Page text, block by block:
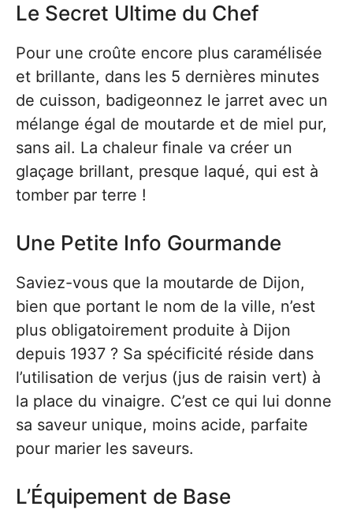
Le Secret Ultime du Chef
Pour une croûte encore plus caramélisée
et brillante, dans les 5 dernières minutes
de cuisson, badigeonnez le jarret avec un
mélange égal de moutarde et de miel pur,
sans ail. La chaleur finale va créer un
glaçage brillant, presque laqué, qui est à
tomber par terre !
Une Petite Info Gourmande
Saviez-vous que la moutarde de Dijon,
bien que portant le nom de la ville, n’est
plus obligatoirement produite à Dijon
depuis 1937 ? Sa spécificité réside dans
l’utilisation de verjus (jus de raisin vert) à
la place du vinaigre. C’est ce qui lui donne
sa saveur unique, moins acide, parfaite
pour marier les saveurs.
L’Équipement de Base